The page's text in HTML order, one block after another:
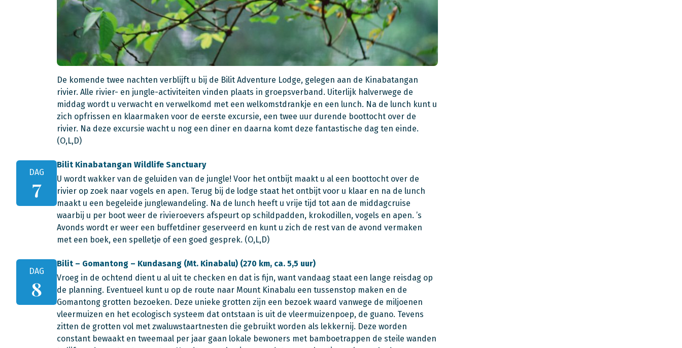
De komende twee nachten verblijft u bij de Bilit Adventure Lodge, gelegen aan de Kinabatangan
rivier. Alle rivier- en jungle-activiteiten vinden plaats in groepsverband. Uiterlijk halverwege de
middag wordt u verwacht en verwelkomd met een welkomstdrankje en een lunch. Na de lunch kunt u
zich opfrissen en klaarmaken voor de eerste excursie, een twee uur durende boottocht over de
rivier. Na deze excursie wacht u nog een diner en daarna komt deze fantastische dag ten einde.
(O,L,D)
DAG
7
Bilit Kinabatangan Wildlife Sanctuary
U wordt wakker van de geluiden van de jungle! Voor het ontbijt maakt u al een boottocht over de
rivier op zoek naar vogels en apen. Terug bij de lodge staat het ontbijt voor u klaar en na de lunch
maakt u een begeleide junglewandeling. Na de lunch heeft u vrije tijd tot aan de middagcruise
waarbij u per boot weer de rivieroevers afspeurt op schildpadden, krokodillen, vogels en apen. ’s
Avonds wordt er weer een buffetdiner geserveerd en kunt u zich de rest van de avond vermaken
met een boek, een spelletje of een goed gesprek. (O,L,D)
DAG
8
Bilit – Gomantong – Kundasang (Mt. Kinabalu) (270 km, ca. 5,5 uur)
Vroeg in de ochtend dient u al uit te checken en dat is fijn, want vandaag staat een lange reisdag op
de planning. Eventueel kunt u op de route naar Mount Kinabalu een tussenstop maken en de
Gomantong grotten bezoeken. Deze unieke grotten zijn een bezoek waard vanwege de miljoenen
vleermuizen en het ecologisch systeem dat ontstaan is uit de vleermuizenpoep, de guano. Tevens
zitten de grotten vol met zwaluwstaartnesten die gebruikt worden als lekkernij. Deze worden
constant bewaakt en tweemaal per jaar gaan lokale bewoners met bamboetrappen de steile wanden